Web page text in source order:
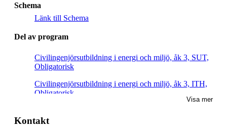
Schema
Länk till Schema
Del av program
Civilingenjörsutbildning i energi och miljö, åk 3, SUT,
Obligatorisk
Civilingenjörsutbildning i energi och miljö, åk 3, ITH,
Obligatorisk
Obligatorisk
Visa mer
Kontakt